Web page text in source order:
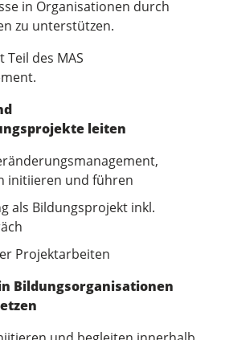
in Organisationen durch
zu unterstützen.
Teil des MAS
leiten
initiieren und führen
als Bildungsprojekt inkl.
Projektarbeiten
Bildungsorganisationen